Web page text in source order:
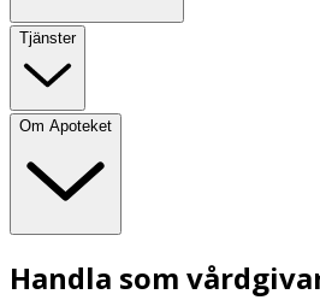
Tjänster
Om Apoteket
Handla som